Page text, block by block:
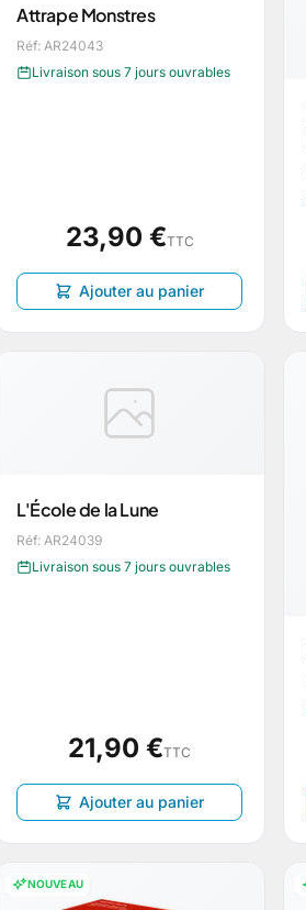
Attrape Monstres
Réf: AR24043
Livraison sous 7 jours ouvrables
23,90 €TTC
Ajouter au panier
L'École de la Lune
Réf: AR24039
Livraison sous 7 jours ouvrables
21,90 €TTC
Ajouter au panier
NOUVEAU